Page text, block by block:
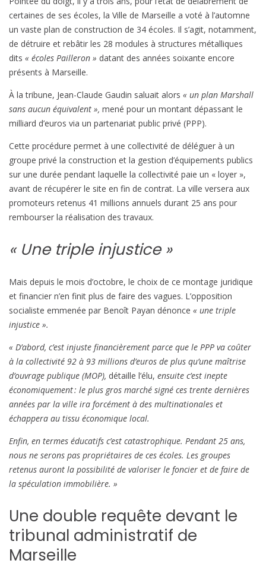
certaines de ses écoles, la Ville de Marseille a voté à l’automne
un vaste plan de construction de 34 écoles. Il s’agit, notamment,
de détruire et rebâtir les 28 modules à structures métalliques
dits « écoles Pailleron » datant des années soixante encore
présents à Marseille.
À la tribune, Jean-Claude Gaudin saluait alors « un plan Marshall
sans aucun équivalent », mené pour un montant dépassant le
milliard d’euros via un partenariat public privé (PPP).
Cette procédure permet à une collectivité de déléguer à un
groupe privé la construction et la gestion d’équipements publics
sur une durée pendant laquelle la collectivité paie un « loyer »,
avant de récupérer le site en fin de contrat. La ville versera aux
promoteurs retenus 41 millions annuels durant 25 ans pour
rembourser la réalisation des travaux.
« Une triple injustice »
Mais depuis le mois d’octobre, le choix de ce montage juridique
et financier n’en finit plus de faire des vagues. L’opposition
socialiste emmenée par Benoît Payan dénonce « une triple
injustice ».
« D’abord, c’est injuste financièrement parce que le PPP va coûter
à la collectivité 92 à 93 millions d’euros de plus qu’une maîtrise
d’ouvrage publique (MOP), détaille l’élu, ensuite c’est inepte
économiquement : le plus gros marché signé ces trente dernières
années par la ville ira forcément à des multinationales et
échappera au tissu économique local.
Enfin, en termes éducatifs c’est catastrophique. Pendant 25 ans,
nous ne serons pas propriétaires de ces écoles. Les groupes
retenus auront la possibilité de valoriser le foncier et de faire de
la spéculation immobilière. »
Une double requête devant le
tribunal administratif de
Marseille